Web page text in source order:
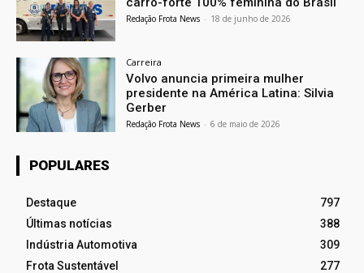
Redação Frota News - 18 de junho de 2026
Carreira
Volvo anuncia primeira mulher
presidente na América Latina: Silvia
Gerber
Redação Frota News - 6 de maio de 2026
POPULARES
Destaque
797
Últimas notícias
388
Indústria Automotiva
309
Frota Sustentável
277